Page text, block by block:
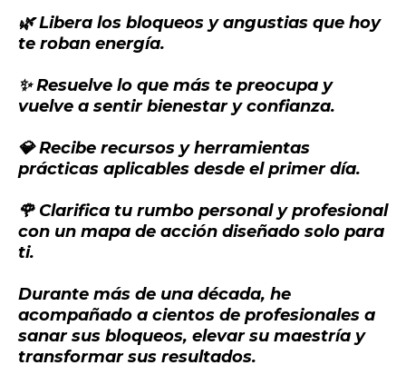
🌿 Libera los bloqueos y angustias que hoy
te roban energía.
✨ Resuelve lo que más te preocupa y
vuelve a sentir bienestar y confianza.
💎 Recibe recursos y herramientas
prácticas aplicables desde el primer día.
🌹 Clarifica tu rumbo personal y profesional
con un mapa de acción diseñado solo para
ti.
Durante más de una década, he
acompañado a cientos de profesionales a
sanar sus bloqueos, elevar su maestría y
transformar sus resultados.